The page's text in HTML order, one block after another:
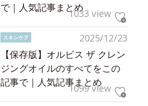
で｜人気記事まとめ1033 view
2025/12/23
スキンケア
【保存版】オルビス ザ クレン
ジングオイルのすべてをこの
記事で｜人気記事まとめ
1099 view